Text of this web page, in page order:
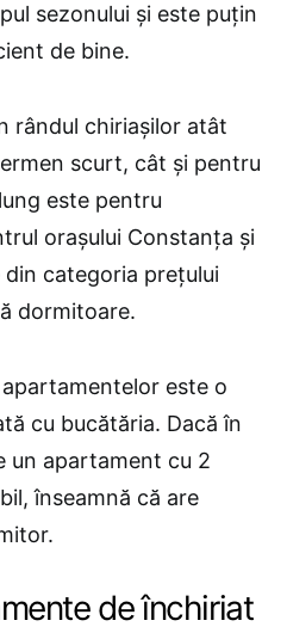
sezonului și este puțin
de bine.
rândul chiriașilor atât
scurt, cât și pentru
este pentru
orașului Constanța și
categoria prețului
dormitoare.
este o
cu bucătăria. Dacă în
un apartament cu 2
înseamnă că are
de închiriat